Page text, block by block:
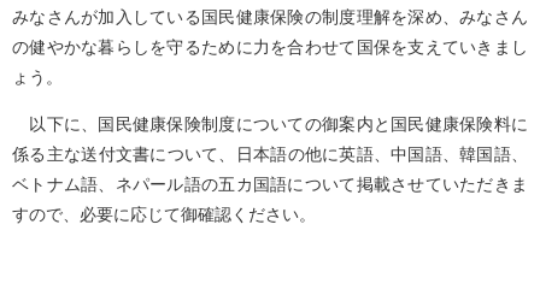
みなさんが加入している国民健康保険の制度理解を深め、みなさん
の健やかな暮らしを守るために力を合わせて国保を支えていきまし
ょう。
以下に、国民健康保険制度についての御案内と国民健康保険料に
係る​主な送付文書について、日本語の他に英語、中国語、韓国語、
ベトナム語、ネパール語の五カ国語について掲載させていただきま
すので、必要に応じて御確認ください。